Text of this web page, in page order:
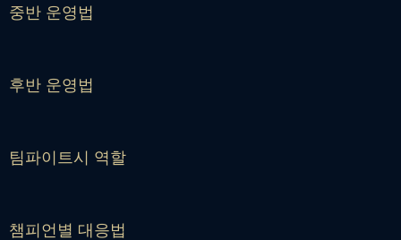
중반 운영법
후반 운영법
팀파이트시 역할
챔피언별 대응법